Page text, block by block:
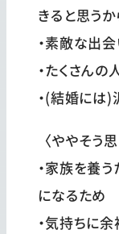
きると思うか
・素敵な出
・たくさん
・(結婚には
〈ややそう思
・家族を養
になるため
・気持ちに